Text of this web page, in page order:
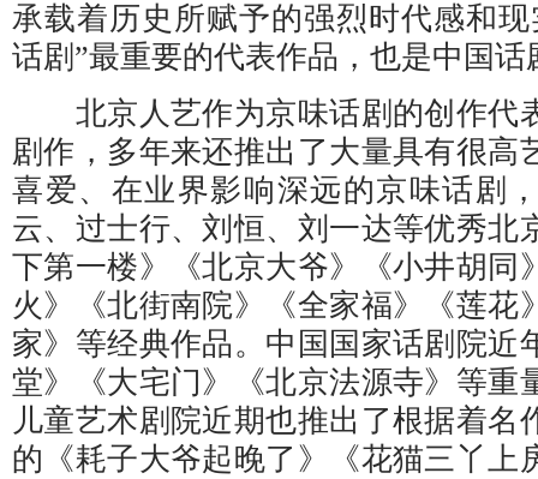
承载着历史所赋予的强烈时代感和
话剧”最重要的代表作品，也是中国
北京人艺作为京味话剧的创作代
剧作，多年来还推出了大量具有很高
喜爱、在业界影响深远的京味话剧
云、过士行、刘恒、刘一达等优秀北
下第一楼》《北京大爷》《小井胡同
火》《北街南院》《全家福》《莲花
家》等经典作品。中国国家话剧院近
堂》《大宅门》《北京法源寺》等重
儿童艺术剧院近期也推出了根据着名
的《耗子大爷起晚了》《花猫三丫上